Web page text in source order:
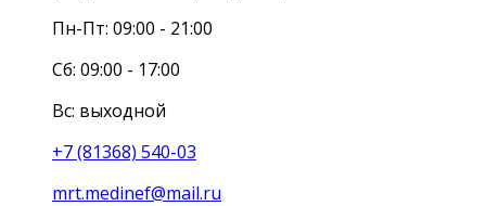
Пн-Пт: 09:00 - 21:00
Сб: 09:00 - 17:00
Вс: выходной
+7 (81368) 540-03
mrt.medinef@mail.ru